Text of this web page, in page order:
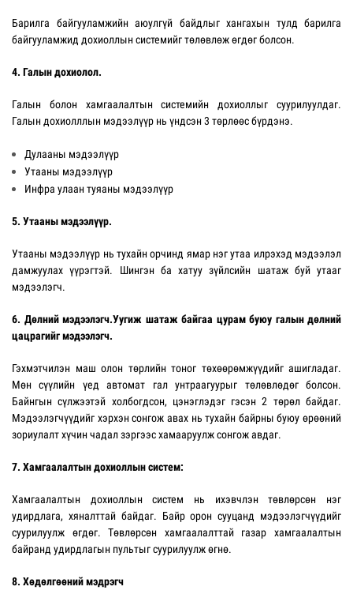
Барилга байгууламжийн аюулгүй байдлыг хангахын тулд барилга
байгууламжид дохиоллын системийг төлөвлөж өгдөг болсон.
4. Галын дохиолол.
Галын болон хамгаалалтын системийн дохиоллыг суурилуулдаг.
Галын дохиолллын мэдээлүүр нь үндсэн 3 төрлөөс бүрдэнэ.
Дулааны мэдээлүүр
Утааны мэдээлүүр
Инфра улаан туяаны мэдээлүүр
5. Утааны мэдээлүүр.
Утааны мэдээлүүр нь тухайн орчинд ямар нэг утаа илрэхэд мэдээлэл
дамжуулах үүрэгтэй. Шингэн ба хатуу зүйлсийн шатаж буй утааг
мэдээлэгч.
6. Дөлний мэдээлэгч.Уугиж шатаж байгаа цурам буюу галын дөлний
цацрагийг мэдээлэгч.
Гэхмэтчилэн маш олон төрлийн тоног төхөөрөмжүүдийг ашигладаг.
Мөн сүүлийн үед автомат гал унтраагуурыг төлөвлөдөг болсон.
Байнгын сүлжээтэй холбогдсон, цэнэглэдэг гэсэн 2 төрөл байдаг.
Мэдээлэгчүүдийг хэрхэн сонгож авах нь тухайн байрны буюу өрөөний
зориулалт хүчин чадал зэргээс хамааруулж сонгож авдаг.
7. Хамгаалалтын дохиоллын систем:
Хамгаалалтын дохиоллын систем нь ихэвчлэн төвлөрсөн нэг
удирдлага, хяналттай байдаг. Байр орон сууцанд мэдээлэгчүүдийг
суурилуулж өгдөг. Төвлөрсөн хамгаалалттай газар хамгаалалтын
байранд удирдлагын пультыг суурилуулж өгнө.
8. Хөдөлгөөний мэдрэгч